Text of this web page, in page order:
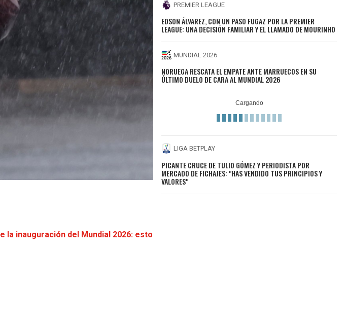
la inauguración del Mundial 2026: esto
PREMIER LEAGUE
EDSON ÁLVAREZ, CON UN PASO FUGAZ POR LA PREMIER
LEAGUE: UNA DECISIÓN FAMILIAR Y EL LLAMADO DE MOURINHO
MUNDIAL 2026
NORUEGA RESCATA EL EMPATE ANTE MARRUECOS EN SU
ÚLTIMO DUELO DE CARA AL MUNDIAL 2026
LIGA BETPLAY
PICANTE CRUCE DE TULIO GÓMEZ Y PERIODISTA POR
MERCADO DE FICHAJES: "HAS VENDIDO TUS PRINCIPIOS Y
VALORES"